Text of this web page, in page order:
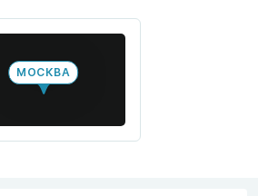
МОСКВА